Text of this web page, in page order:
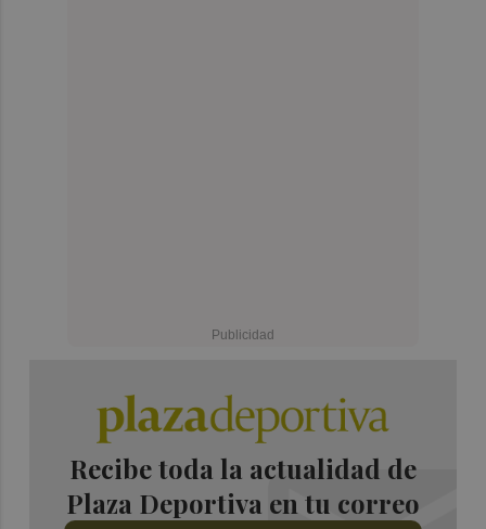
Recibe toda la actualidad de
Plaza Deportiva en tu correo